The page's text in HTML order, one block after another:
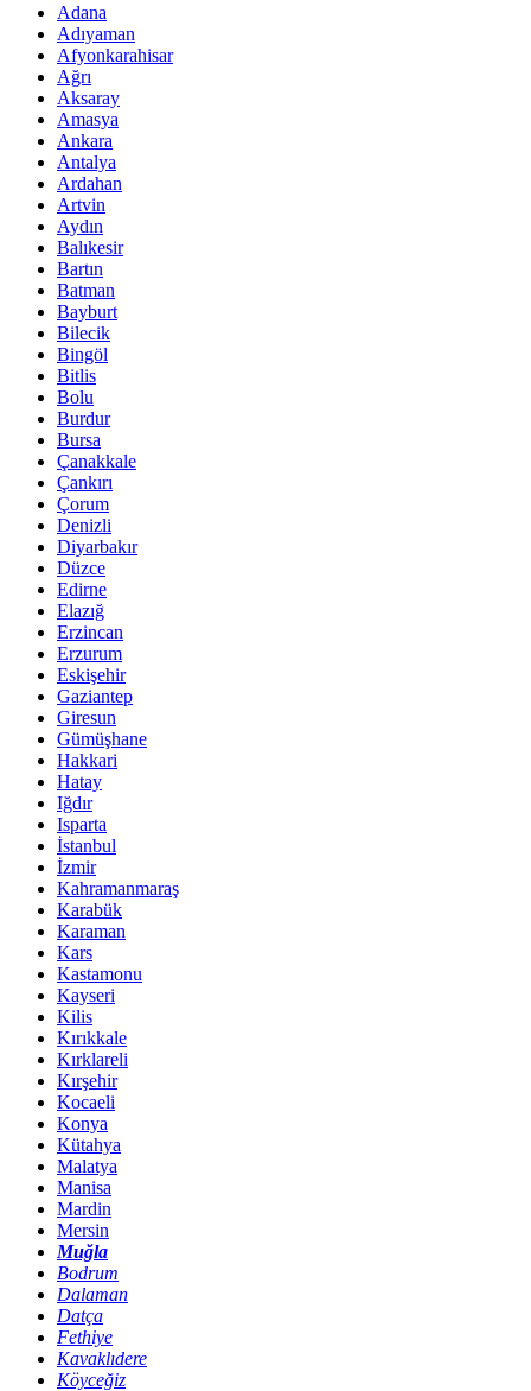
Adana
Adıyaman
Afyonkarahisar
Ağrı
Aksaray
Amasya
Ankara
Antalya
Ardahan
Artvin
Aydın
Balıkesir
Bartın
Batman
Bayburt
Bilecik
Bingöl
Bitlis
Bolu
Burdur
Bursa
Çanakkale
Çankırı
Çorum
Denizli
Diyarbakır
Düzce
Edirne
Elazığ
Erzincan
Erzurum
Eskişehir
Gaziantep
Giresun
Gümüşhane
Hakkari
Hatay
Iğdır
Isparta
İstanbul
İzmir
Kahramanmaraş
Karabük
Karaman
Kars
Kastamonu
Kayseri
Kilis
Kırıkkale
Kırklareli
Kırşehir
Kocaeli
Konya
Kütahya
Malatya
Manisa
Mardin
Mersin
Muğla
Bodrum
Dalaman
Datça
Fethiye
Kavaklıdere
Köyceğiz